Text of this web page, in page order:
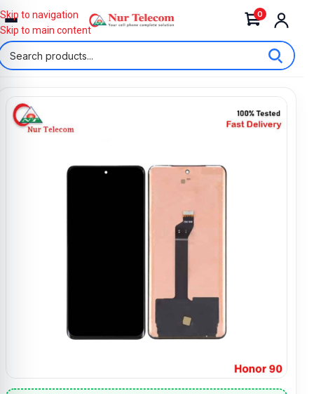
0
Skip to navigation
Skip to main content